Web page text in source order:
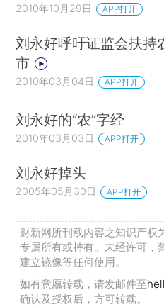
2010年10月29日 APP打开
刘永好呼吁证监会扶持
市
2010年03月04日 APP打开
刘永好的“农”字经
2010年03月03日 APP打开
刘永好掉头
2005年05月30日 APP打开
财新网所刊载内容之知识产权
专属所有或持有。未经许可，
建立镜像等任何使用。
如有意愿转载，请发邮件至
确认及授权后，方可转载。